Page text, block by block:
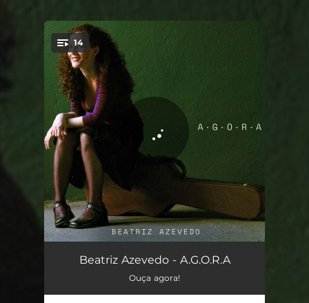
You're all set!
14
Agora 01:03
Beatriz Azevedo - A.G.O.R.A
Ouça agora!